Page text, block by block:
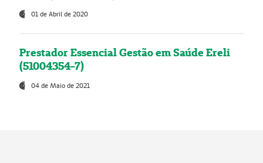
01 de Abril de 2020
Prestador Essencial Gestão em Saúde Ereli
(51004354-7)
04 de Maio de 2021